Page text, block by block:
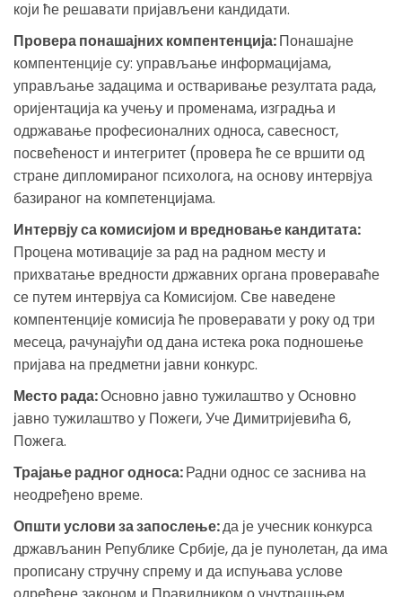
који ће решавати пријављени кандидати.
Провера понашајних компентенција:Понашајне
компентенције су: управљање информацијама,
управљање задацима и остваривање резултата рада,
оријентација ка учењу и променама, изградња и
одржавање професионалних односа, савесност,
посвећеност и интегритет (провера ће се вршити од
стране дипломираног психолога, на основу интервјуа
базираног на компетенцијама.
Интервју са комисијом и вредновање кандитата:
Процена мотивације за рад на радном месту и
прихватање вредности државних органа провераваће
се путем интервјуа са Комисијом. Све наведене
компентенције комисија ће проверавати у року од три
месеца, рачунајући од дана истека рока подношење
пријава на предметни јавни конкурс.
Место рада:Основно јавно тужилаштво у Основно
јавно тужилаштво у Пожеги, Уче Димитријевића 6,
Пожега.
Трајање радног односа:Радни однос се заснива на
неодређено време.
Општи услови за запослење:да је учесник конкурса
држављанин Републике Србије, да је пунолетан, да има
прописану стручну спрему и да испуњава услове